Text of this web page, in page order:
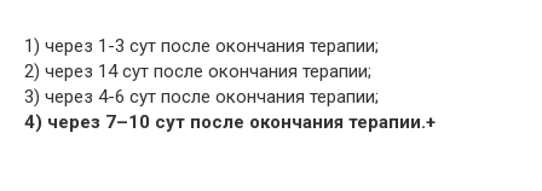
1) через 1-3 сут после окончания терапии;
2) через 14 сут после окончания терапии;
3) через 4-6 сут после окончания терапии;
4) через 7–10 сут после окончания терапии.+